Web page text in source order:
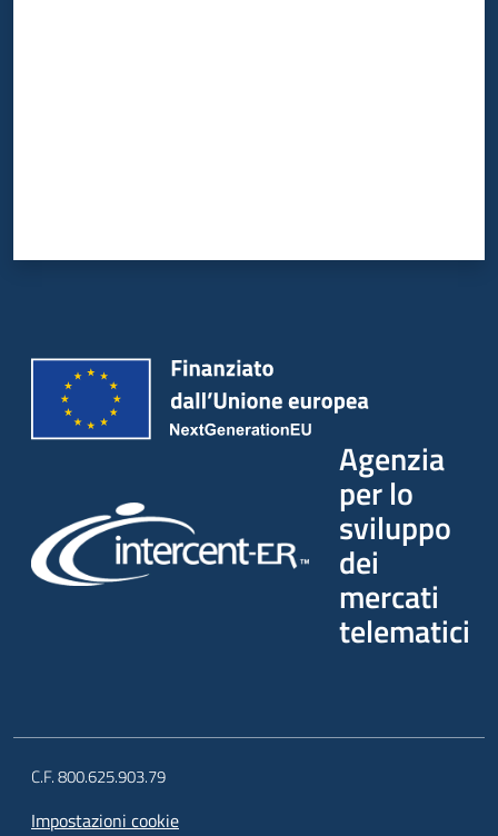
Agenzia
per lo
sviluppo
dei
mercati
telematici
C.F. 800.625.903.79
Impostazioni cookie